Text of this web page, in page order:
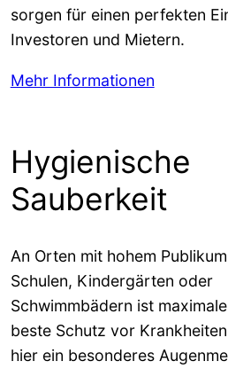
sorgen für einen perfekten
Investoren und Mietern.
Mehr Informationen
Hygienische
Sauberkeit
An Orten mit hohem
Schulen, Kindergärten oder
Schwimmbädern ist
beste Schutz vor
hier ein besonderes